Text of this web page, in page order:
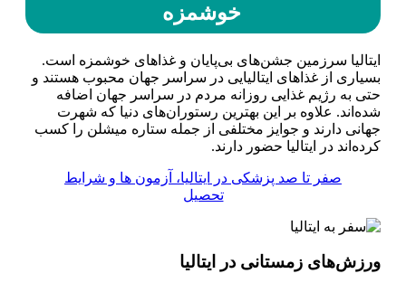
خوشمزه
ایتالیا سرزمین جشن‌های بی‌پایان و غذا‌های خوشمزه است.
بسیاری از غذا‌های ایتالیایی در سراسر جهان محبوب هستند و
حتی به رژیم غذایی روزانه مردم در سراسر جهان اضافه
شده‌اند. علاوه بر این بهترین رستوران‌های دنیا که شهرت
جهانی دارند و جوایز مختلفی از جمله ستاره میشلن را کسب
کرده‌اند در ایتالیا حضور دارند.
صفر تا صد پزشکی در ایتالیا، آزمون ها و شرایط
تحصیل
ورزش‌های زمستانی در ایتالیا